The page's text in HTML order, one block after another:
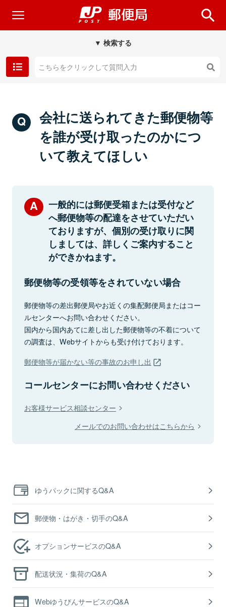
▼ 検索する
会社に送られてきた郵便物等
を誰が受け取ったのかにつ
いて教えてほしい
一般的には郵便受箱または受付など
へ郵便物等の配達をさせていただい
ておりますが、個別の受け取りに関
しましては、詳しくご案内すること
ができかねます。
郵便物等の受領等をされていない場合
郵便物等の差出郵便局やお近くの集配郵便局またはコー
ルセンターへお問い合わせください。
国内から国内あてに差し出した郵便物等の不着について
の調査は、Webサイトからも受け付けております。
郵便物等が届かない等の事故のお申し出
コールセンターにお問い合わせください
お客様サービス相談センター
メールでのお問い合わせはこちらから
ゆうパックに関するQ&A
郵便物・はがき・切手のQ&A
オプションサービスのQ&A
配送状況・集荷のQ&A
WebゆうびんサービスのQ&A